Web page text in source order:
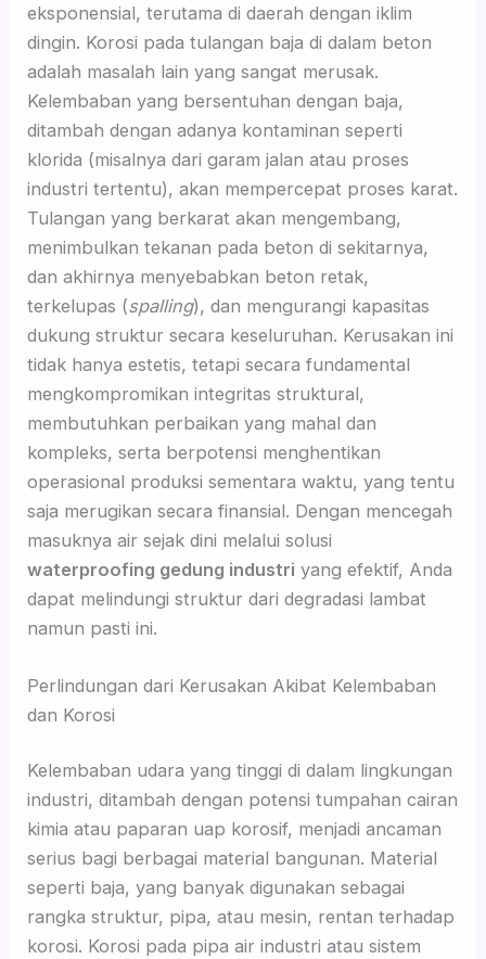
eksponensial, terutama di daerah dengan iklim
dingin. Korosi pada tulangan baja di dalam beton
adalah masalah lain yang sangat merusak.
Kelembaban yang bersentuhan dengan baja,
ditambah dengan adanya kontaminan seperti
klorida (misalnya dari garam jalan atau proses
industri tertentu), akan mempercepat proses karat.
Tulangan yang berkarat akan mengembang,
menimbulkan tekanan pada beton di sekitarnya,
dan akhirnya menyebabkan beton retak,
terkelupas (spalling), dan mengurangi kapasitas
dukung struktur secara keseluruhan. Kerusakan ini
tidak hanya estetis, tetapi secara fundamental
mengkompromikan integritas struktural,
membutuhkan perbaikan yang mahal dan
kompleks, serta berpotensi menghentikan
operasional produksi sementara waktu, yang tentu
saja merugikan secara finansial. Dengan mencegah
masuknya air sejak dini melalui solusi
waterproofing gedung industri yang efektif, Anda
dapat melindungi struktur dari degradasi lambat
namun pasti ini.
Perlindungan dari Kerusakan Akibat Kelembaban
dan Korosi
Kelembaban udara yang tinggi di dalam lingkungan
industri, ditambah dengan potensi tumpahan cairan
kimia atau paparan uap korosif, menjadi ancaman
serius bagi berbagai material bangunan. Material
seperti baja, yang banyak digunakan sebagai
rangka struktur, pipa, atau mesin, rentan terhadap
korosi. Korosi pada pipa air industri atau sistem